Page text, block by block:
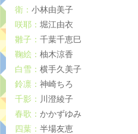
衛： 小林由美子
咲耶： 堀江由衣
雛子： 千葉千恵巳
鞠絵： 柚木涼香
白雪： 横手久美子
鈴凛： 神崎ちろ
千影： 川澄綾子
春歌： かかずゆみ
四葉： 半場友恵